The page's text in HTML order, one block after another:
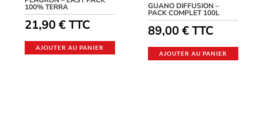
100% TERRA
21,90€ TTC
AJOUTER AU PANIER
GUANO DIFFUSION –
PACK COMPLET 100L
89,00€TTC
AJOUTER AU PANIER